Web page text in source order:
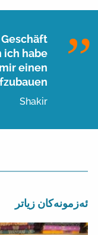
ich habe
einen
Shakir
ئەزمونەکان زیاتر